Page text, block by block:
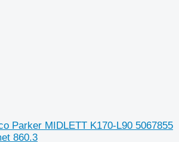
Parker MIDLETT K170-L90 5067855
860.3